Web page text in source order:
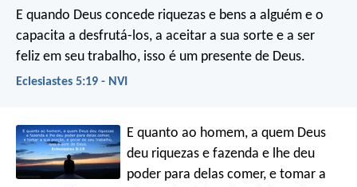
E quando Deus concede riquezas e bens a alguém e o
capacita a desfrutá-los, a aceitar a sua sorte e a ser
feliz em seu trabalho, isso é um presente de Deus.
Eclesiastes 5:19 - NVI
E quanto ao homem, a quem Deus
deu riquezas e fazenda e lhe deu
poder para delas comer, e tomar a